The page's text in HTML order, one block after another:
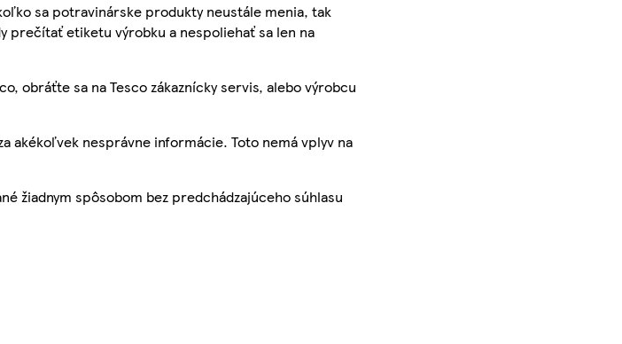
sa potravinárske produkty neustále menia, tak
prečítať etiketu výrobku a nespoliehať sa len na
obráťte sa na Tesco zákaznícky servis, alebo výrobcu
akékoľvek nesprávne informácie. Toto nemá vplyv na
žiadnym spôsobom bez predchádzajúceho súhlasu